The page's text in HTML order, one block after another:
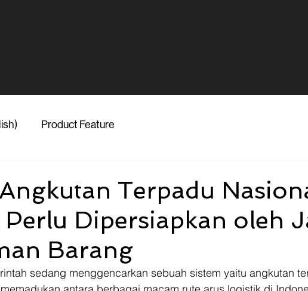
Product Feature
Terpadu
Perlu Dipersiapkan oleh
Barang
sedang menggencarkan sebuah sistem yaitu angkutan